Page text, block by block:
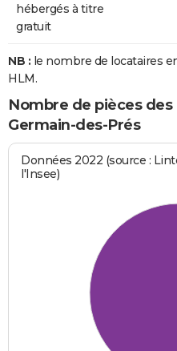
hébergés à titre
gratuit
NB : le nombre de locataires
HLM.
Nombre de pièces
Germain-des-Prés
Données 2022 (source :
l'Insee)